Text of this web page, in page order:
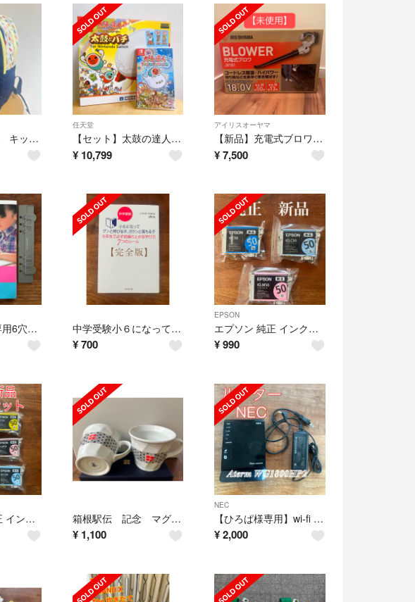
ノースフェイス キッズ リュック
任天堂
【セット】太鼓の達人 太鼓とバチ＆ソフト（ドンダフルフェスティバル）
¥ 10,799
アイリスオーヤマ
【新品】充電式ブロワ JB181 アイリスオーヤマ
¥7,500
こども手帳術 専用6穴パンチ付き 中学受験小６になってグンと伸びる子、ガクンと落ちる子 ６年生で必ず成績の上がる学
¥ 700
EPSON
エプソン 純正 インクカートリッジ 風船 IC6CL50 3色
¥990
🖍エプソン 純正 インクカートリッジ 風船 IC6CL50 6色セット 箱根駅伝 記念 マグカップ2個セット
¥ 1,100
NEC
【ひろぱ様専用】wi-fi 無線ルーター NEC Aterm WG1800HP2
¥2,000